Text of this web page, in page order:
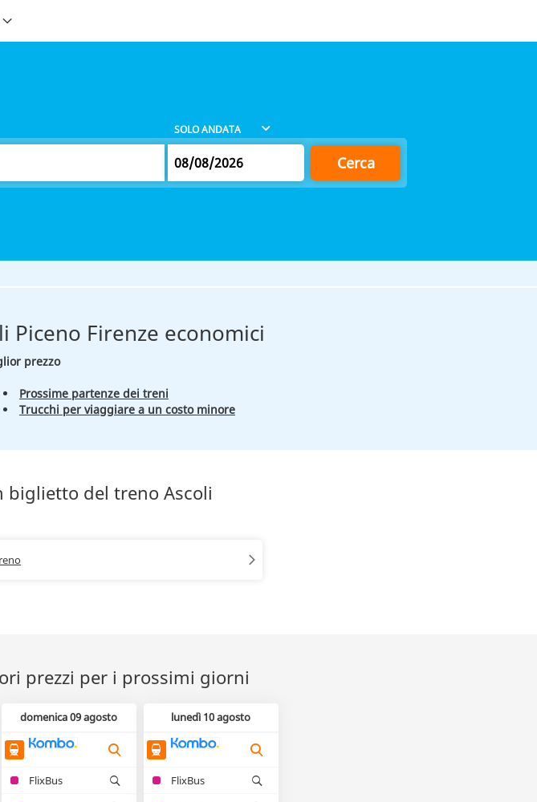
Cerca
Firenze economici
prezzo
Prossime partenze dei treni
Trucchi per viaggiare a un costo minore
biglietto del treno Ascoli
prezzi per i prossimi giorni
domenica 09 agosto
FlixBus
lunedì 10 agosto
FlixBus